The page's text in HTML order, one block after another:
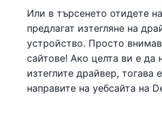
Или в търсенето отидете
предлагат изтегляне на
устройство. Просто
сайтове! Ако целта ви е да
изтеглите драйвер, тогава
направите на уебсайта на